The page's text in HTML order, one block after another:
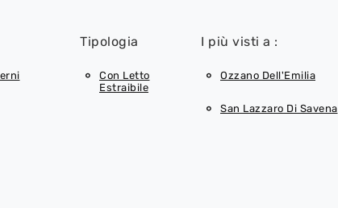
Tipologia
Con Letto
Estraibile
I più visti a :
Ozzano Dell'Emilia
San Lazzaro Di Savena